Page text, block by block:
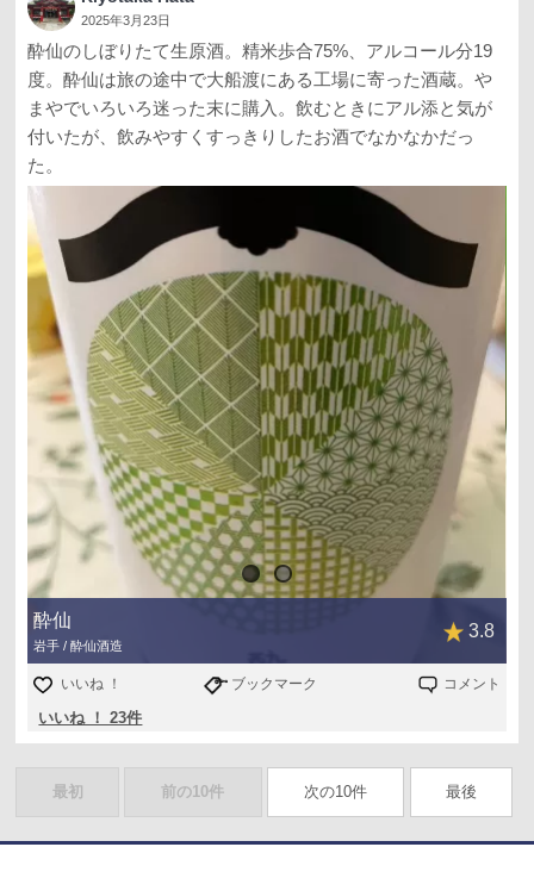
2025年3月23日
酔仙のしぼりたて生原酒。精米歩合75%、アルコール分19
度。酔仙は旅の途中で大船渡にある工場に寄った酒蔵。や
まやでいろいろ迷った末に購入。飲むときにアル添と気が
付いたが、飲みやすくすっきりしたお酒でなかなかだっ
た。
酔仙
岩手 / 酔仙酒造
3.8
いいね ！ ブックマーク コメント
いいね ！ 23件
最初 前の10件 次の10件 最後